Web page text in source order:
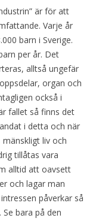
är för att
Varje år
barn i Sverige.
per år. Det
alltså ungefär
organ och
också i
fallet så finns det
i detta och när
liv och
tillåtas vara
alltid att oavsett
och lagar man
påverkar så
bara på den